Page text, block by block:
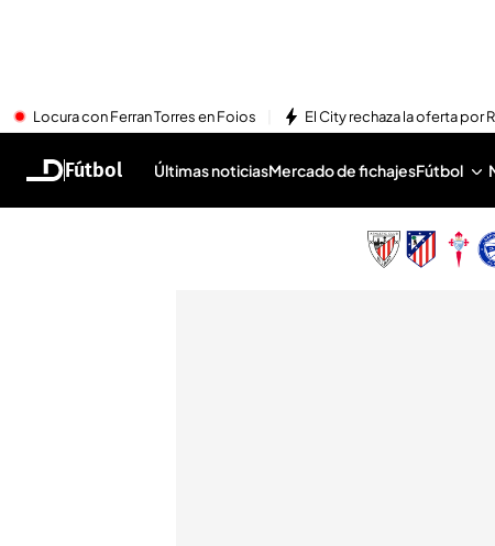
Locura con Ferran Torres en Foios El City rechaza la oferta por
Fútbol Últimas noticiasMercado de fichajesFútbol